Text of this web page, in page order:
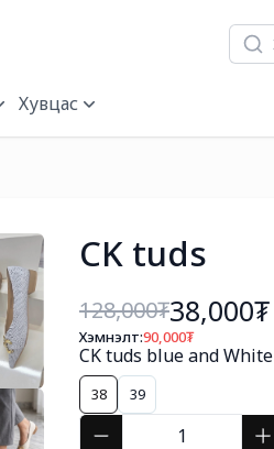
Хувцас
CK tuds
128,000₮38,000₮
Хэмнэлт:90,000₮
CK tuds blue and White
38 39